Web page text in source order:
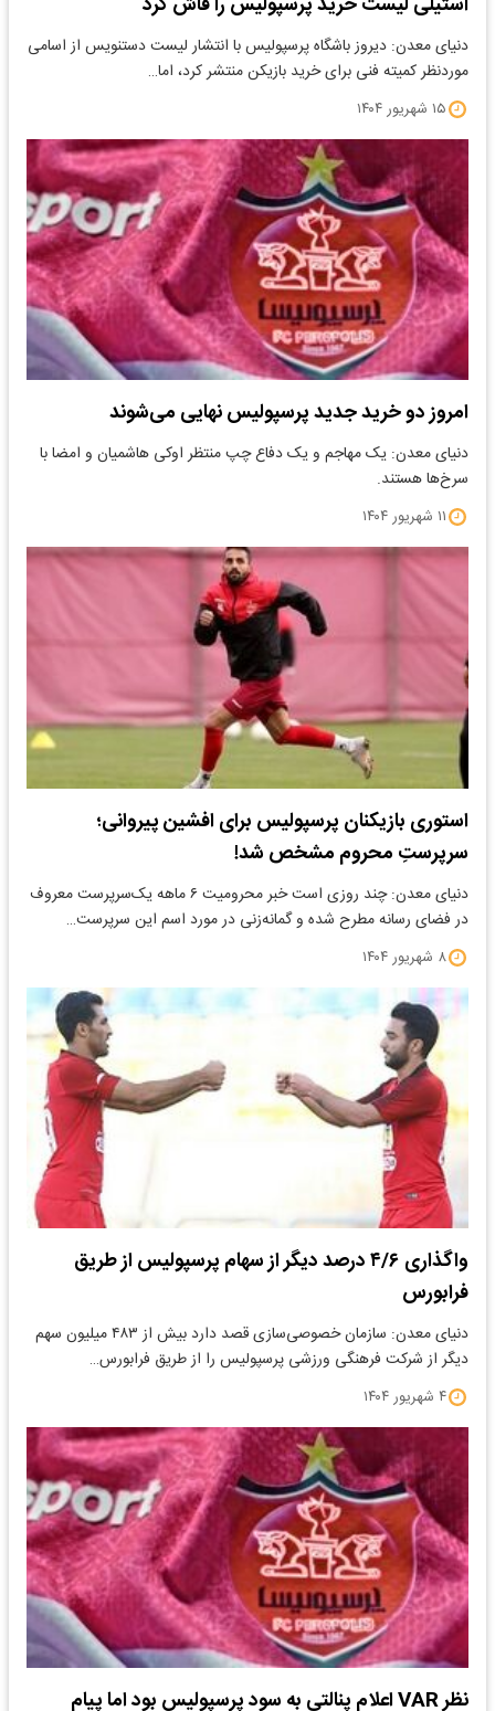
دنیای معدن: دیروز باشگاه پرسپولیس با انتشار لیست دستنویس از اسامی
موردنظر کمیته فنی برای خرید بازیکن منتشر کرد، اما…
۱۵ شهریور ۱۴۰۴
امروز دو خرید جدید پرسپولیس نهایی می‌شوند
دنیای معدن: یک مهاجم و یک دفاع چپ منتظر اوکی هاشمیان و امضا با
سرخ‌ها هستند.
۱۱ شهریور ۱۴۰۴
استوری بازیکنان پرسپولیس برای افشین پیروانی؛
سرپرستِ محروم مشخص شد!
دنیای معدن: چند روزی است خبر محرومیت ۶ ماهه یک‌سرپرست معروف
در فضای رسانه مطرح شده و گمانه‌زنی در مورد اسم این سرپرست…
۸ شهریور ۱۴۰۴
واگذاری ۴/۶ درصد دیگر از سهام پرسپولیس از طریق
فرابورس
دنیای معدن: سازمان خصوصی‌سازی قصد دارد بیش از ۴۸۳ میلیون سهم
دیگر از شرکت فرهنگی ورزشی پرسپولیس را از طریق فرابورس…
۴ شهریور ۱۴۰۴
نظر VAR اعلام پنالتی به سود پرسپولیس بود اما پیام